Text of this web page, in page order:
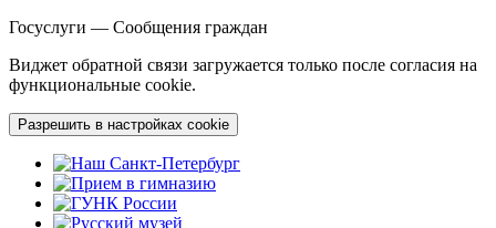
Госуслуги — Сообщения граждан
Виджет обратной связи загружается только после согласия на
функциональные cookie.
Разрешить в настройках cookie